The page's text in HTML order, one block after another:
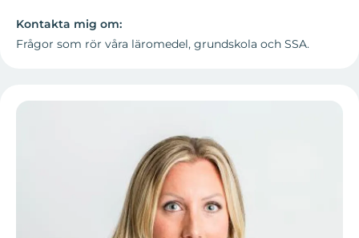
Kontakta mig om:
Frågor som rör våra läromedel, grundskola och SSA.